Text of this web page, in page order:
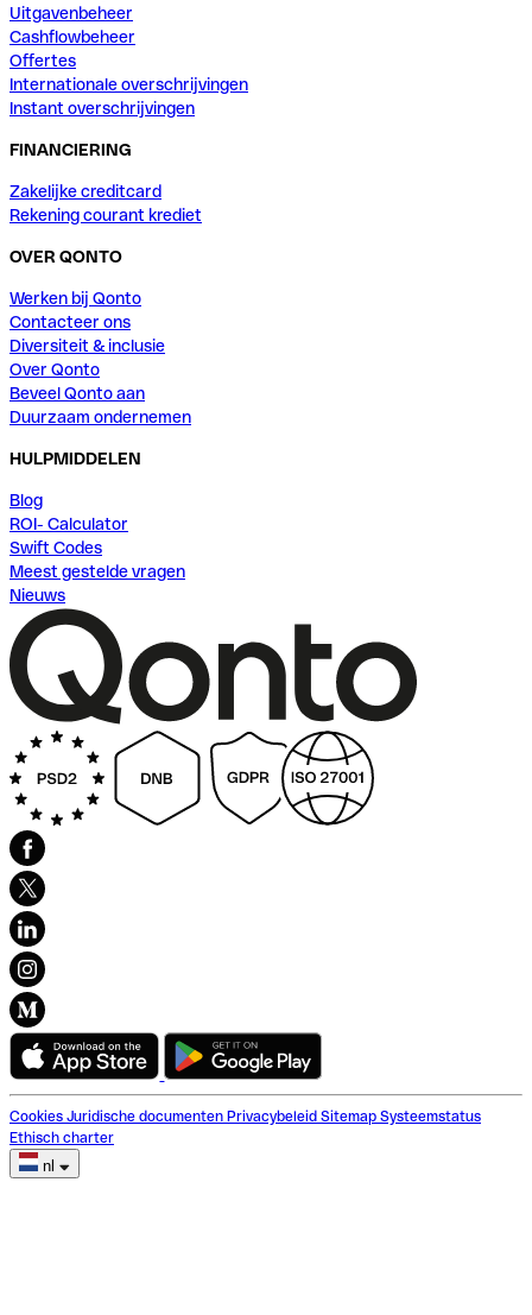
Uitgavenbeheer
Cashflowbeheer
Offertes
Internationale overschrijvingen
Instant overschrijvingen
FINANCIERING
Zakelijke creditcard
Rekening courant krediet
OVER QONTO
Werken bij Qonto
Contacteer ons
Diversiteit & inclusie
Over Qonto
Beveel Qonto aan
Duurzaam ondernemen
HULPMIDDELEN
Blog
ROI- Calculator
Swift Codes
Meest gestelde vragen
Nieuws
Cookies Juridische documenten Privacybeleid Sitemap Systeemstatus
Ethisch charter
nl